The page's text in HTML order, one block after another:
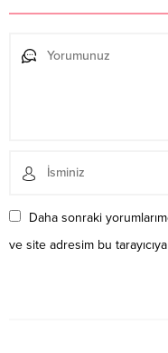
Daha sonraki
ve site adresim bu